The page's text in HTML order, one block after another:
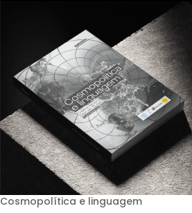
Cosmopolítica e linguagem